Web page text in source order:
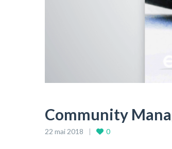
Community
22 mai 2018 0